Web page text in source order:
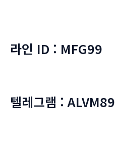
라인 ID : MFG99
텔레그램 : ALVM89